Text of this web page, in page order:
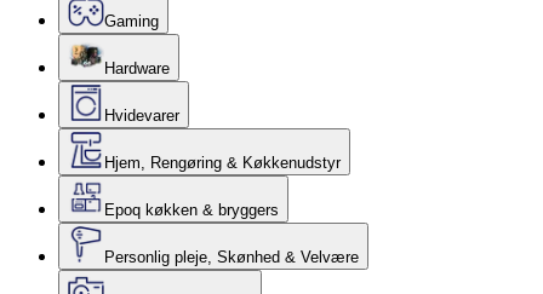
Gaming
Hardware
Hvidevarer
Hjem, Rengøring & Køkkenudstyr
Epoq køkken & bryggers
Personlig pleje, Skønhed & Velvære